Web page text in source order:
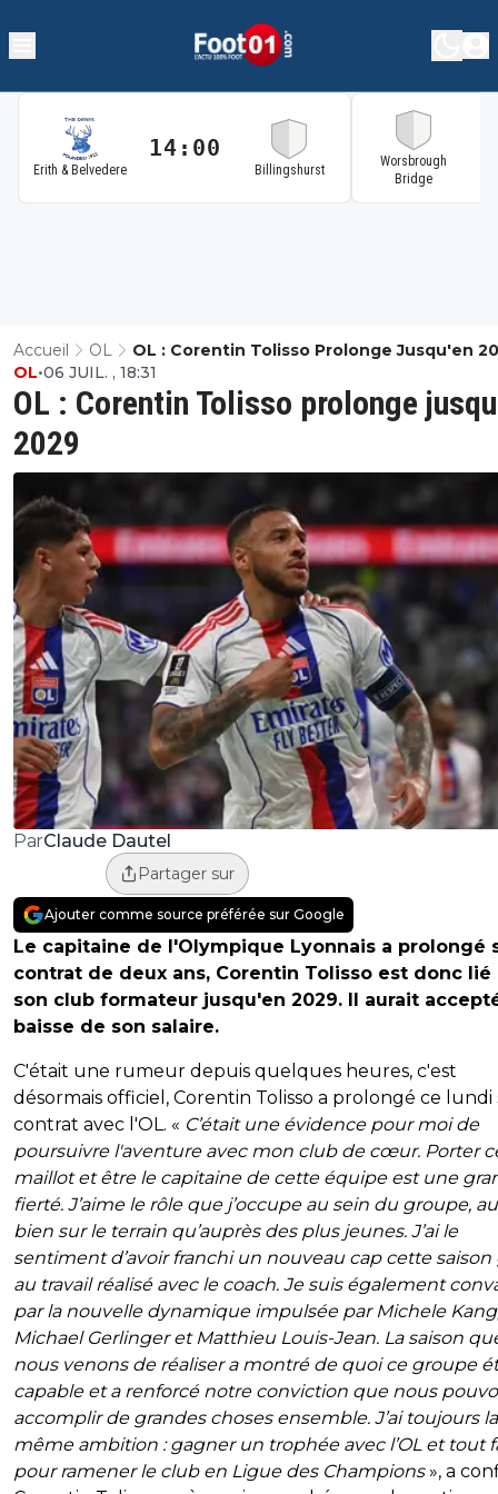
Erith & Belvedere
14:00
Billingshurst
Worsbrough
Bridge
Accueil OL OL : Corentin Tolisso Prolonge Jusqu'en
OL : Corentin Tolisso prolonge
2029
OL•06 JUIL. , 18:31
ParClaude Dautel
Partager sur
Ajouter comme source préférée sur Google
Le capitaine de l'Olympique Lyonnais a prolongé
contrat de deux ans, Corentin Tolisso est donc lié
son club formateur jusqu'en 2029. Il aurait
baisse de son salaire.
C'était une rumeur depuis quelques heures, c'est
désormais officiel, Corentin Tolisso a prolongé ce lundi
contrat avec l'OL. « C’était une évidence pour moi de
poursuivre l'aventure avec mon club de cœur. Porter
maillot et être le capitaine de cette équipe est une
fierté. J’aime le rôle que j’occupe au sein du groupe,
bien sur le terrain qu’auprès des plus jeunes. J’ai le
sentiment d’avoir franchi un nouveau cap cette saison
au travail réalisé avec le coach. Je suis également
par la nouvelle dynamique impulsée par Michele
Michael Gerlinger et Matthieu Louis-Jean. La saison
nous venons de réaliser a montré de quoi ce groupe
capable et a renforcé notre conviction que nous
accomplir de grandes choses ensemble. J’ai toujours la
même ambition : gagner un trophée avec l’OL et tout
pour ramener le club en Ligue des Champions», a